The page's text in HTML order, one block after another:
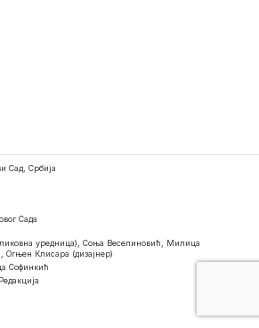
Сад, Србија
Сада
уредница), Соња Веселиновић, Милица
Клисара (дизајнер)
Софинкић
Редакција